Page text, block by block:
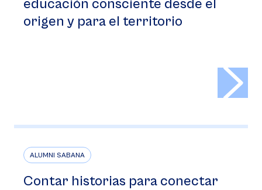
educación consciente desde el
origen y para el territorio
ALUMNI SABANA
Contar historias para conectar